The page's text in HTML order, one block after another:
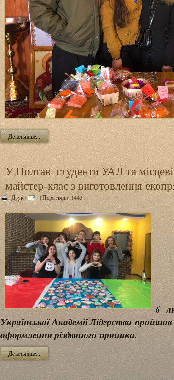
Детальніше...
У Полтаві студенти УАЛ та
майстер-клас з виготовлення
Друк| | Перегляди: 1443
6
Української Академії Лідерства
оформлення різдвяного пряника.
Детальніше...